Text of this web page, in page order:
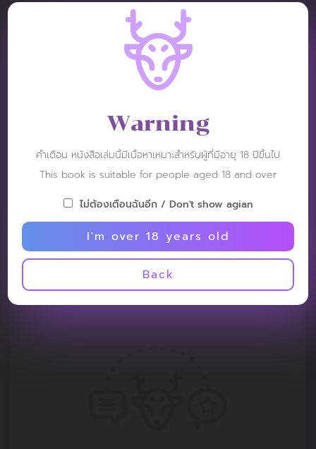
REVIEW
Warning
คำเตือน หนังสือเล่มนี้มีเนื้อหาเหมาะสำหรับผู้ที่มีอายุ 18 ปีขึ้นไป
This book is suitable for people aged 18 and over
ไม่ต้องเตือนฉันอีก / Don't show agian
I'm over 18 years old
Back